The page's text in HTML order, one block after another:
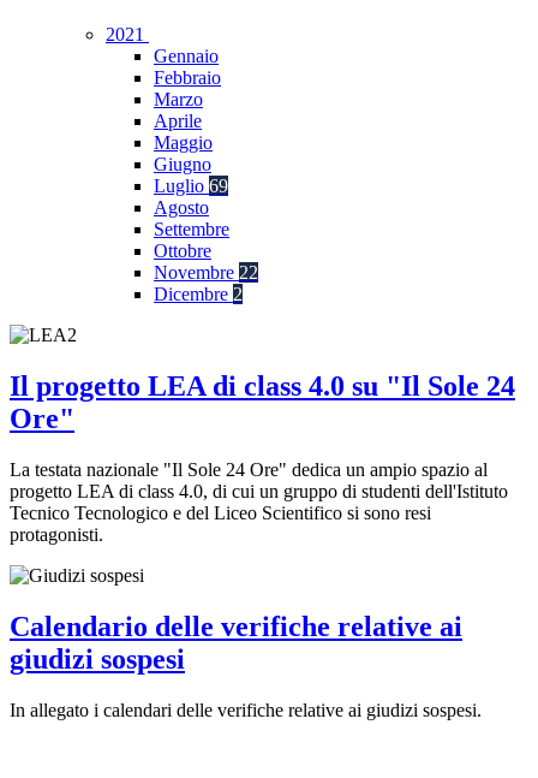
2021
Gennaio
Febbraio
Marzo
Aprile
Maggio
Giugno
Luglio 69
Agosto
Settembre
Ottobre
Novembre 22
Dicembre 2
Il progetto LEA di class 4.0 su "Il Sole 24
Ore"
La testata nazionale "Il Sole 24 Ore" dedica un ampio spazio al
progetto LEA di class 4.0, di cui un gruppo di studenti dell'Istituto
Tecnico Tecnologico e del Liceo Scientifico si sono resi
protagonisti.
Calendario delle verifiche relative ai
giudizi sospesi
In allegato i calendari delle verifiche relative ai giudizi sospesi.